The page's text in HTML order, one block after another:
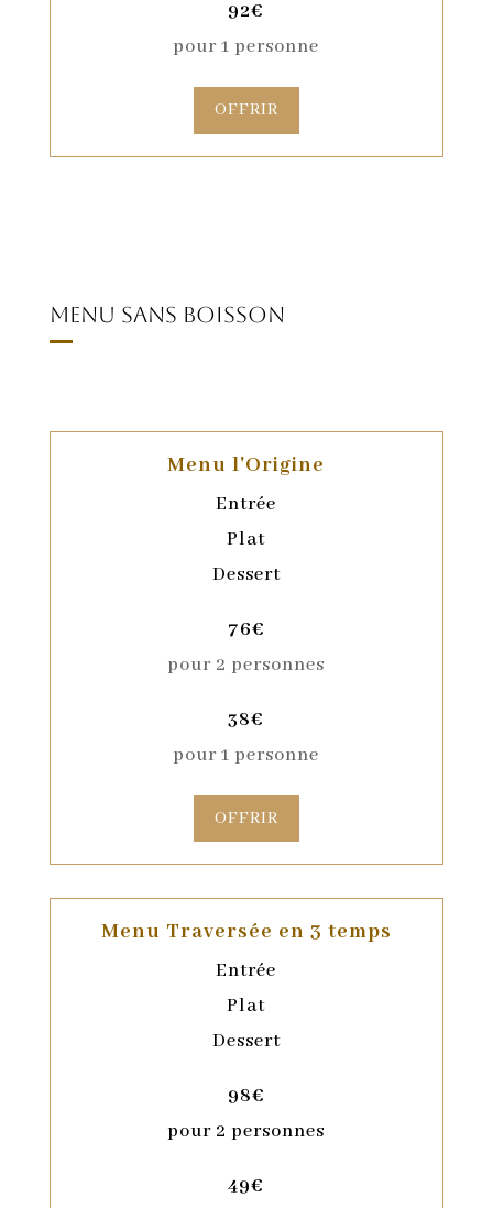
92€
pour 1 personne
OFFRIR
Menu sans boisson
Menu l'Origine
Entrée
Plat
Dessert
76€
pour 2 personnes
38€
pour 1 personne
OFFRIR
Menu Traversée en 3 temps
Entrée
Plat
Dessert
98€
pour 2 personnes
49€